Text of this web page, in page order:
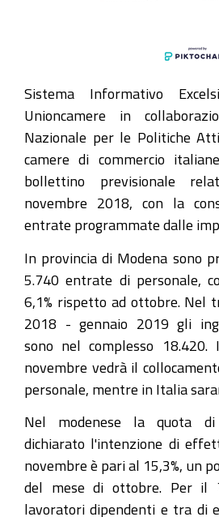
Sistema Informativo
Unioncamere in
Nazionale per le Politiche
camere di commercio
bollettino previsionale
novembre 2018, con la
entrate programmate dalle
In provincia di Modena sono
5.740 entrate di personale,
6,1% rispetto ad ottobre. Nel
2018 - gennaio 2019 gli
sono nel complesso 18.420.
novembre vedrà il
personale, mentre in Italia
Nel modenese la quota
dichiarato l'intenzione di
novembre è pari al 15,3%, un
del mese di ottobre. Per il
lavoratori dipendenti e tra di